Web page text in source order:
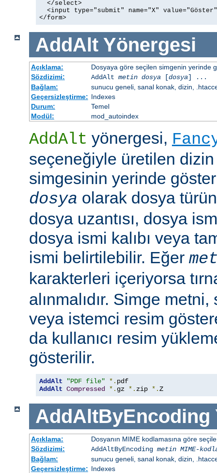
  </select>
<input type="submit" name="X"
</form>
AddAlt Yönergesi
Açıklama:
Dosyaya göre seçilen simgenin yerinde
Sözdizimi:
AddAlt metin dosya[dosya] ...
Bağlam:
sunucu geneli, sanal konak, dizin,
Geçersizleştirme: Indexes
Durum:
Temel
Modül:
mod_autoindex
AddAlt yönergesi,
seçeneğiyle üretilen
simgesinin yerinde
dosya olarak dosya
dosya uzantısı, dosya
dosya ismi kalıbı veya
ismi belirtilebilir. Eğer
karakterleri içeriyorsa
alınmalıdır. Simge
veya istemci resim
da kullanıcı resim
gösterilir.
AddAlt "PDF file" *.
AddAlt Compressed *. gz *. zip *.Z
AddAltByEncoding
Açıklama:
Dosyanın MIME kodlamasına göre
Sözdizimi:
AddAltByEncoding metin MIME-
Bağlam:
sunucu geneli, sanal konak, dizin,
Geçersizleştirme: Indexes